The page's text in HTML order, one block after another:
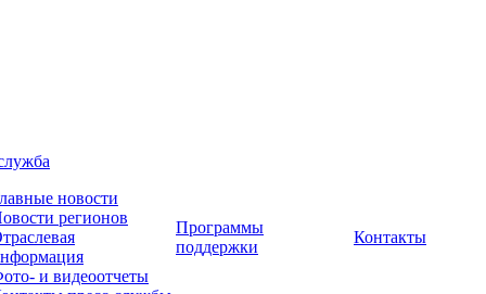
новости
регионов
и видеоотчеты
Программы
поддержки
Контакты